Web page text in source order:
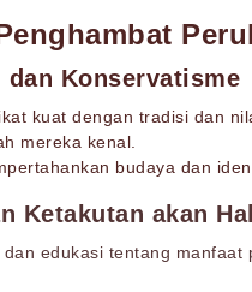
Konservatisme
kuat dengan tradisi dan
mereka kenal.
budaya dan
Ketakutan akan
edukasi tentang